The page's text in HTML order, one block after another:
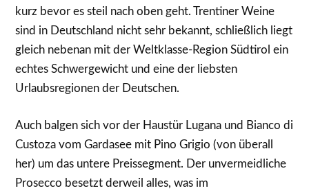
kurz bevor es steil nach oben geht. Trentiner Weine
sind in Deutschland nicht sehr bekannt, schließlich liegt
gleich nebenan mit der Weltklasse-Region Südtirol ein
echtes Schwergewicht und eine der liebsten
Urlaubsregionen der Deutschen.
Auch balgen sich vor der Haustür Lugana und Bianco di
Custoza vom Gardasee mit Pino Grigio (von überall
her) um das untere Preissegment. Der unvermeidliche
Prosecco besetzt derweil alles, was im